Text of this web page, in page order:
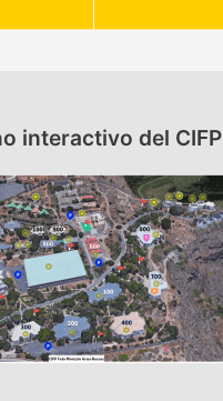
interactivo del CIFP